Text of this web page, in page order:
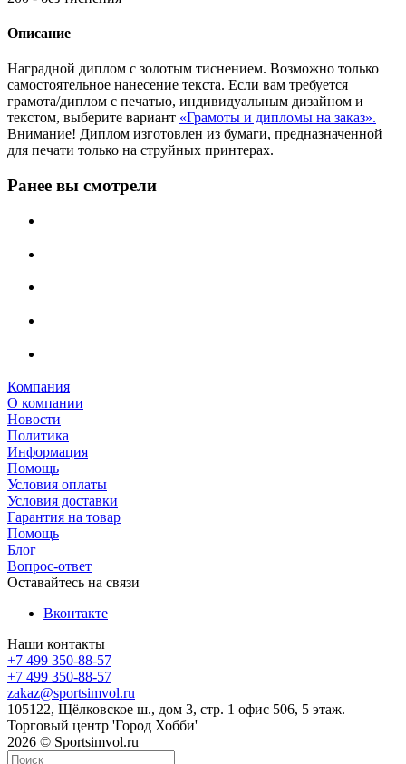
Описание
Наградной диплом с золотым тиснением. Возможно только
самостоятельное нанесение текста. Если вам требуется
грамота/диплом с печатью, индивидуальным дизайном и
текстом, выберите вариант «Грамоты и дипломы на заказ».
Внимание! Диплом изготовлен из бумаги, предназначенной
для печати только на струйных принтерах.
Ранее вы смотрели
Компания
О компании
Новости
Политика
Информация
Помощь
Условия оплаты
Условия доставки
Гарантия на товар
Помощь
Блог
Вопрос-ответ
Оставайтесь на связи
Вконтакте
Наши контакты
+7 499 350-88-57
+7 499 350-88-57
zakaz@sportsimvol.ru
105122, Щёлковское ш., дом 3, стр. 1 офис 506, 5 этаж.
Торговый центр 'Город Хобби'
2026 © Sportsimvol.ru